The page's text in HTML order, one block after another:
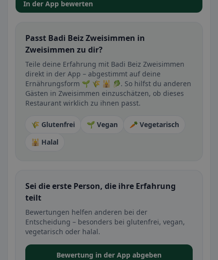
In der App bewerten
Passt Badi Beiz Zweisimmen in
Zweisimmen zu dir?
Teile deine Erfahrung mit Badi Beiz Zweisimmen
direkt in der App – abgestimmt auf deine
Ernährungsform 🌱 🌾 🕌 🥬. So hilfst du anderen
Gästen in Zweisimmen einzuschätzen, ob dieses
Restaurant wirklich zu ihnen passt.
🌾 Glutenfrei 🌱 Vegan
🥕 Vegetarisch
🕌 Halal
Sei die erste Person, die ihre Erfahrung
teilt
Bewertungen helfen anderen bei der
Entscheidung – besonders bei glutenfrei, vegan,
vegetarisch oder halal.
Bewertung in der App abgeben